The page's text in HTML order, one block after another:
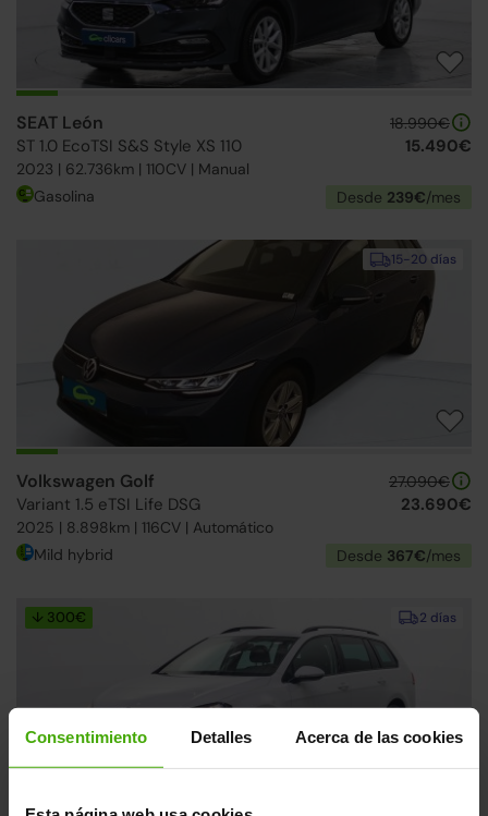
Consentimiento Detalles Acerca de las cookies
SEAT León
ST 1.0 EcoTSI S&S Style XS 110
2023 | 62.736km | 110CV | Manual
18.990€
15.490€
Gasolina Desde 239€/mes
15-20 días
Volkswagen Golf
Variant 1.5 eTSI Life DSG
2025 | 8.898km | 116CV | Automático
27.090€
23.690€
Mild hybrid Desde 367€/mes
2 días
↓ 300€